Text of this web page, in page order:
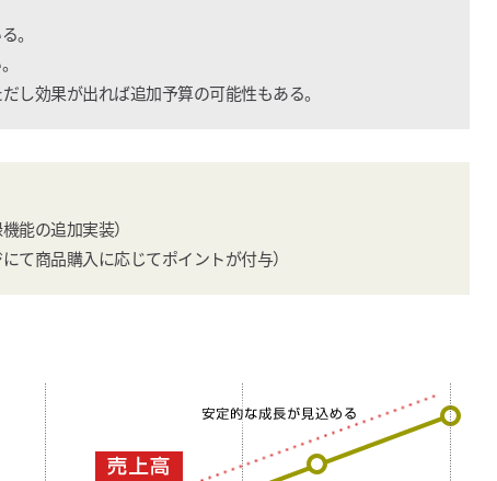
。
し効果が出れば追加予算の可能性もある。
能の追加実装）
て商品購入に応じてポイントが付与）